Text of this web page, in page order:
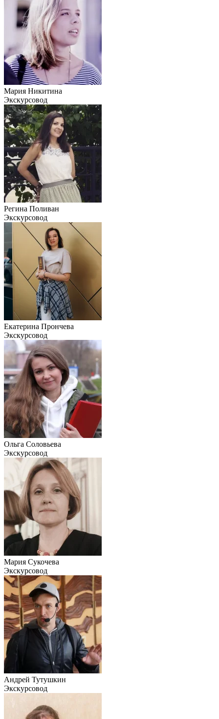
Мария Никитина
Экскурсовод
Регина Поливан
Экскурсовод
Екатерина Прончева
Экскурсовод
Ольга Соловьева
Экскурсовод
Мария Сукочева
Экскурсовод
Андрей Тутушкин
Экскурсовод